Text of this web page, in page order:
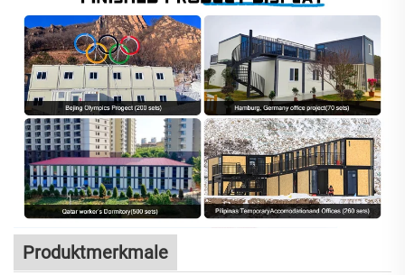
Produktmerkmale